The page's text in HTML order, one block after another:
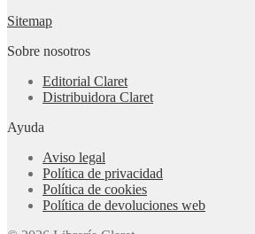
Sitemap
Sobre nosotros
Editorial Claret
Distribuidora Claret
Ayuda
Aviso legal
Política de privacidad
Política de cookies
Política de devoluciones web